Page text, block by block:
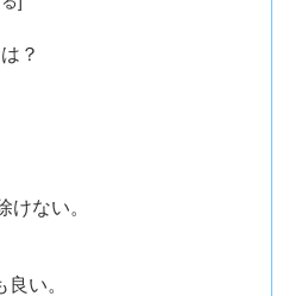
？
けない。
い。